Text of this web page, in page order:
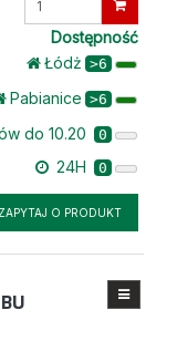
Dostępność
Łódż >6
Pabianice >6
do 10.20 0
24H 0
ZAPYTAJ O PRODUKT